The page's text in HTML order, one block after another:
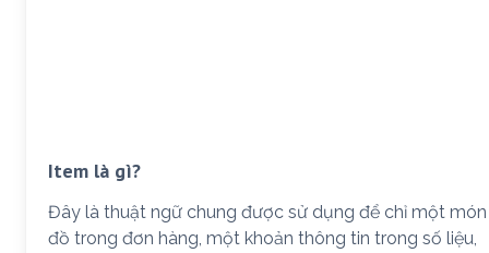
Item là gì?
Đây là thuật ngữ chung được sử dụng để chỉ một món
đồ trong đơn hàng, một khoản thông tin trong số liệu,